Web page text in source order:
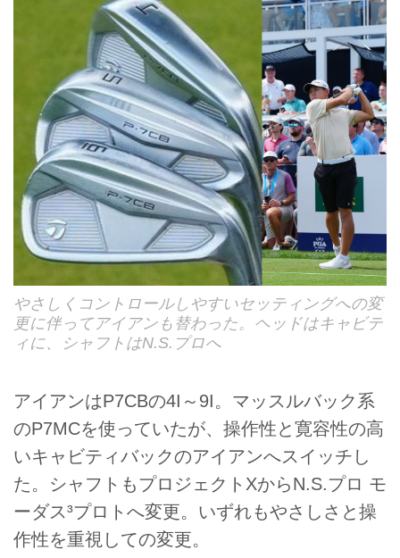
やさしくコントロールしやすいセッティングへの変
更に伴ってアイアンも替わった。ヘッドはキャビテ
ィに、シャフトはN.S.プロへ
アイアンはP7CBの4I～9I。マッスルバック系
のP7MCを使っていたが、操作性と寛容性の高
いキャビティバックのアイアンへスイッチし
た。シャフトもプロジェクトXからN.S.プロ モ
ーダス³プロトへ変更。いずれもやさしさと操
作性を重視しての変更。